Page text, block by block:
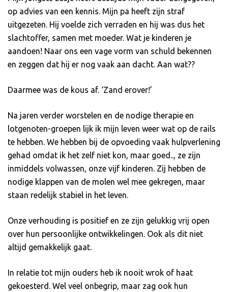
op advies van een kennis. Mijn pa heeft zijn straf
uitgezeten. Hij voelde zich verraden en hij was dus het
slachtoffer, samen met moeder. Wat je kinderen je
aandoen! Naar ons een vage vorm van schuld bekennen
en zeggen dat hij er nog vaak aan dacht. Aan wat??
Daarmee was de kous af. ‘Zand erover!’
Na jaren verder worstelen en de nodige therapie en
lotgenoten-groepen lijk ik mijn leven weer wat op de rails
te hebben. We hebben bij de opvoeding vaak hulpverlening
gehad omdat ik het zelf niet kon, maar goed.., ze zijn
inmiddels volwassen, onze vijf kinderen. Zij hebben de
nodige klappen van de molen wel mee gekregen, maar
staan redelijk stabiel in het leven.
Onze verhouding is positief en ze zijn gelukkig vrij open
over hun persoonlijke ontwikkelingen. Ook als dit niet
altijd gemakkelijk gaat.
In relatie tot mijn ouders heb ik nooit wrok of haat
gekoesterd. Wel veel onbegrip, maar zag ook hun